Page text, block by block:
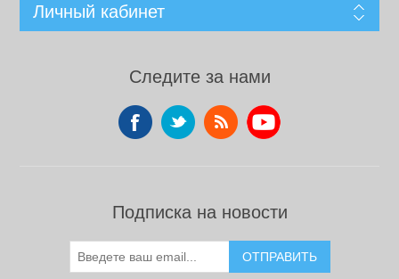
Личный кабинет
Следите за нами
Подписка на новости
ОТПРАВИТЬ